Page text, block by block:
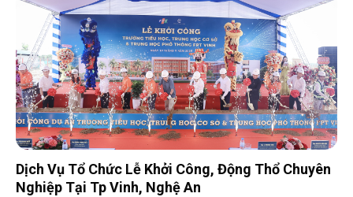
Dịch Vụ Tổ Chức Lễ Khởi Công, Động Thổ Chuyên
Nghiệp Tại Tp Vinh, Nghệ An